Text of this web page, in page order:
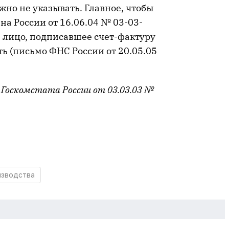
не указывать. Главное, чтобы
России от 16.06.04 № 03-03-
подписавшее счет-фактуру
(письмо ФНС России от 20.05.05
России от 03.03.03 №